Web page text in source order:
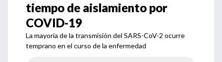
tiempo de aislamiento por
COVID-19
La mayoría de la transmisión del SARS-CoV-2 ocurre
temprano en el curso de la enfermedad